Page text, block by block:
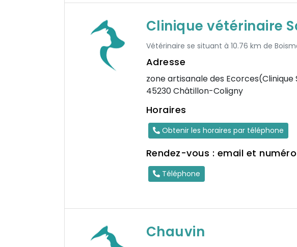
Clinique vétérinaire
Vétérinaire se situant à 10.76 km de
Adresse
zone artisanale des Ecorces(Clinique
45230 Châtillon-Coligny
Horaires
Obtenir les horaires par téléphone
Rendez-vous : email et numéro
Téléphone
Chauvin